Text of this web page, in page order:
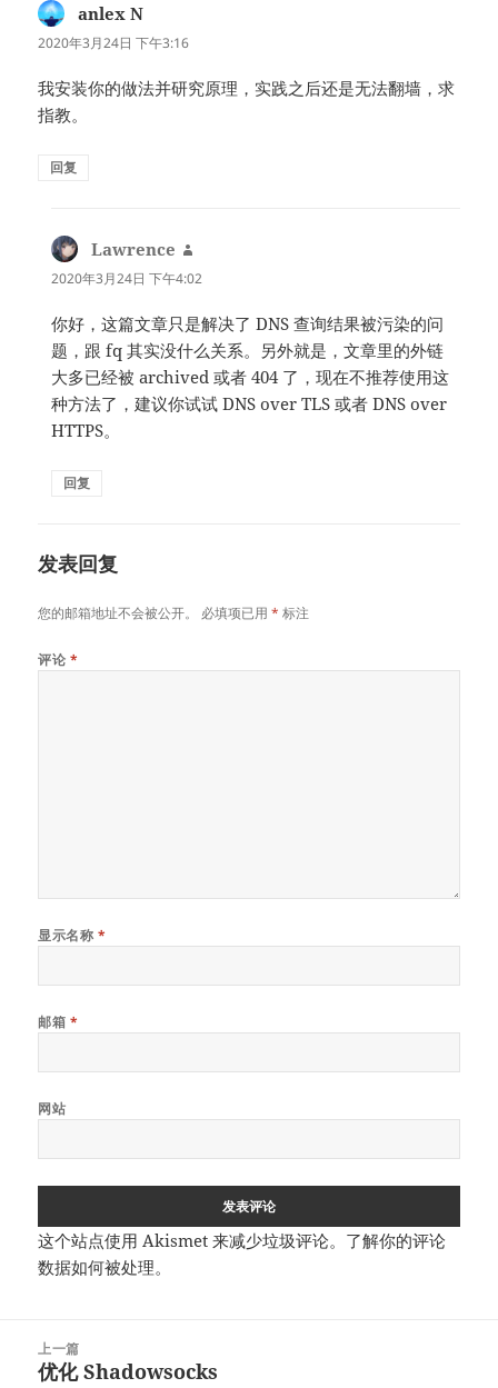
anlex N
道：
2020年3月24日 下午3:16
我安装你的做法并研究原理，实践之后还是无法翻墙，求
指教。
回复
Lawrence
道：
2020年3月24日 下午4:02
你好，这篇文章只是解决了 DNS 查询结果被污染的问
题，跟 fq 其实没什么关系。另外就是，文章里的外链
大多已经被 archived 或者 404 了，现在不推荐使用这
种方法了，建议你试试 DNS over TLS 或者 DNS over
HTTPS。
回复
发表回复
您的邮箱地址不会被公开。 必填项已用* 标注
评论 *
显示名称 *
邮箱 *
网站
这个站点使用 Akismet 来减少垃圾评论。 了解你的评论
数据如何被处理。
上一篇
上
优化 Shadowsocks